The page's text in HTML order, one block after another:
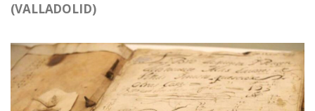
(VALLADOLID)